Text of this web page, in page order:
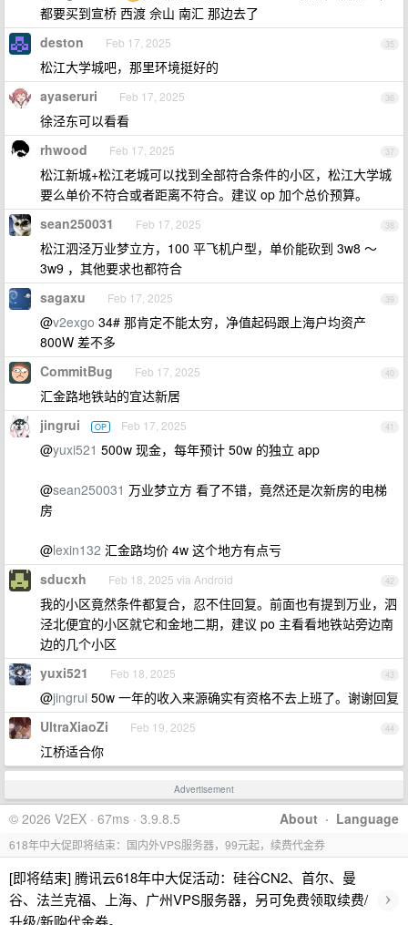
都要买到宣桥 西渡 佘山 南汇 那边去了
35
deston Feb 17, 2025
松江大学城吧，那里环境挺好的
36
ayaseruri Feb 17, 2025
徐泾东可以看看
37
rhwood Feb 17, 2025
松江新城+松江老城可以找到全部符合条件的小区，松江大学城
要么单价不符合或者距离不符合。建议 op 加个总价预算。
38
sean250031 Feb 17, 2025
松江泗泾万业梦立方，100 平飞机户型，单价能砍到 3w8 ～
3w9 ，其他要求也都符合
39
sagaxu Feb 17, 2025
@v2exgo 34# 那肯定不能太穷，净值起码跟上海户均资产
800W 差不多
40
CommitBug Feb 17, 2025
汇金路地铁站的宜达新居
41
jingrui OP Feb 17, 2025
@yuxi521 500w 现金，每年预计 50w 的独立 app
@sean250031 万业梦立方 看了不错，竟然还是次新房的电梯
房
@lexin132 汇金路均价 4w 这个地方有点亏
42
sducxh Feb 18, 2025 via Android
我的小区竟然条件都复合，忍不住回复。前面也有提到万业，泗
泾北便宜的小区就它和金地二期，建议 po 主看看地铁站旁边南
边的几个小区
43
yuxi521 Feb 18, 2025
@jingrui 50w 一年的收入来源确实有资格不去上班了。谢谢回复
44
UltraXiaoZi Feb 19, 2025
江桥适合你
Advertisement
About · Language
© 2026 V2EX · 67ms · 3.9.8.5
618年中大促即将结束：国内外VPS服务器，99元起，续费代金券
[即将结束] 腾讯云618年中大促活动：硅谷CN2、首尔、曼
谷、法兰克福、上海、广州VPS服务器，另可免费领取续费/
升级/新购代金券。
›